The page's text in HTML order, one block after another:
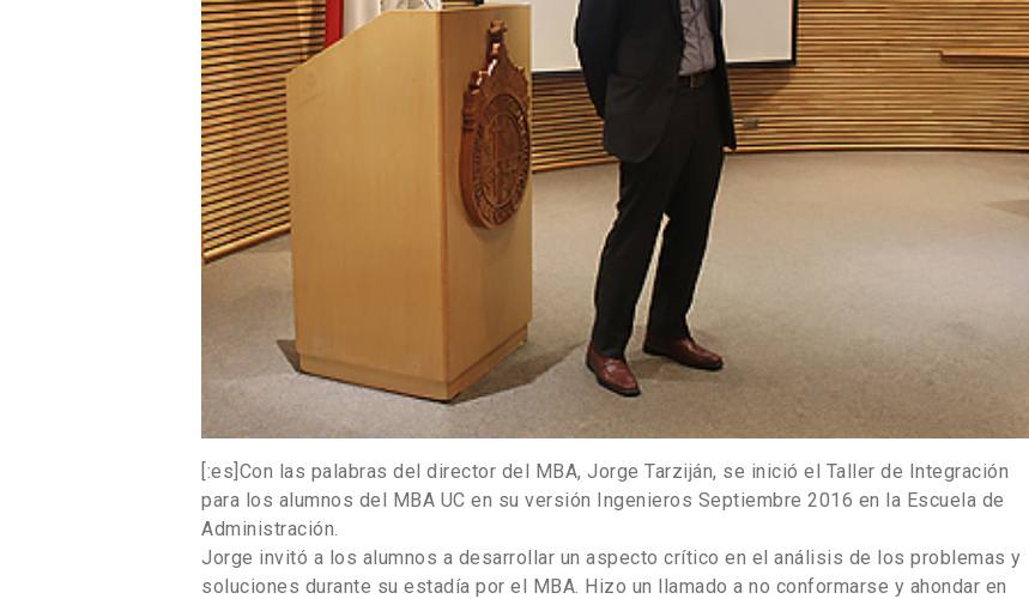
[:es]Con las palabras del director del MBA, Jorge Tarziján, se inició el Taller de Integración
para los alumnos del MBA UC en su versión Ingenieros Septiembre 2016 en la Escuela de
Administración.
Jorge invitó a los alumnos a desarrollar un aspecto crítico en el análisis de los problemas y
soluciones durante su estadía por el MBA. Hizo un llamado a no conformarse y ahondar en